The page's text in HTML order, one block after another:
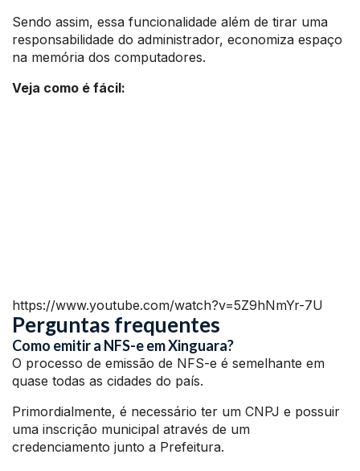
Sendo assim, essa funcionalidade além de tirar uma
responsabilidade do administrador, economiza espaço
na memória dos computadores.
Veja como é fácil:
https://www.youtube.com/watch?v=5Z9hNmYr-7U
Perguntas frequentes
Como emitir a NFS-e em Xinguara?
O processo de emissão de NFS-e é semelhante em
quase todas as cidades do país.
Primordialmente, é necessário ter um CNPJ e possuir
uma inscrição municipal através de um
credenciamento junto a Prefeitura.